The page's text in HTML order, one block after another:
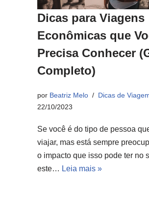
Dicas para Viagens
Econômicas que
Precisa Conhecer
Completo)
por Beatriz Melo
Dicas de
22/10/2023
Se você é do tipo de pessoa
viajar, mas está sempre
o impacto que isso pode ter no
este… Leia mais »